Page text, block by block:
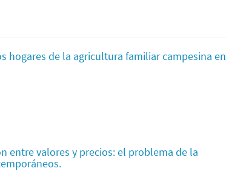
hogares de la agricultura familiar campesina en
entre valores y precios: el problema de la